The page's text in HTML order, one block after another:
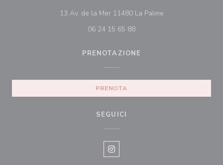
13 Av. de la Mer 11480 La Palme((apre una nuova
06 24 15 65 88
PRENOTAZIONE
PRENOTA
SEGUICI
Instagram ((apre una nuova